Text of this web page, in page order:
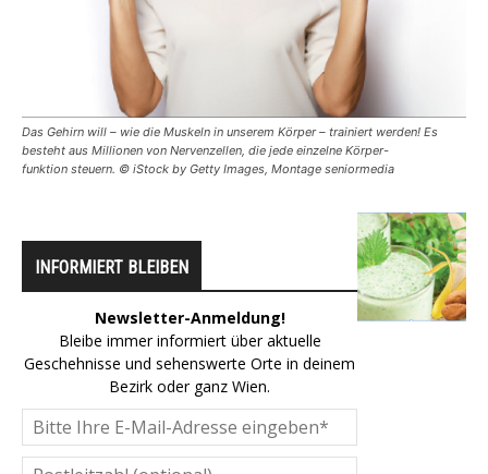
Das Gehirn will – wie die Muskeln in unserem Körper – trainiert werden! Es
besteht aus Millionen von Nervenzellen, die jede einzelne Körper-
funktion steuern. © iStock by Getty Images, Montage seniormedia
INFORMIERT BLEIBEN
Newsletter-Anmeldung!
Bleibe immer informiert über aktuelle
Geschehnisse und sehenswerte Orte in deinem
Bezirk oder ganz Wien.